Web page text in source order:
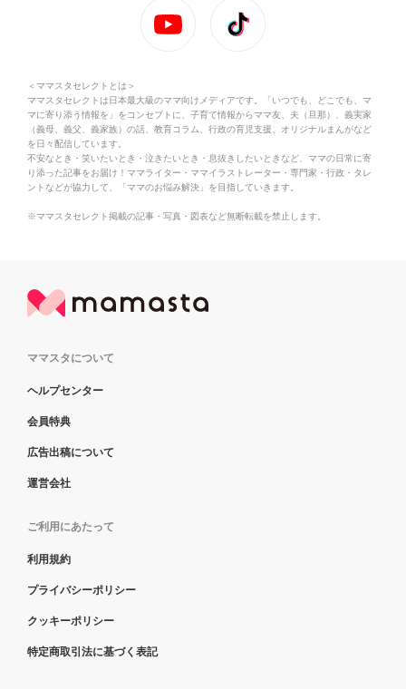
＜ママスタセレクトとは＞
ママスタセレクトは日本最大級のママ向けメディアです。「いつでも、どこでも、マ
マに寄り添う情報を」をコンセプトに、子育て情報からママ友、夫（旦那）、義実家
（義母、義父、義家族）の話、教育コラム、行政の育児支援、オリジナルまんがなど
を日々配信しています。
不安なとき・笑いたいとき・泣きたいとき・息抜きしたいときなど、ママの日常に寄
り添った記事をお届け！ママライター・ママイラストレーター・専門家・行政・タレ
ントなどが協力して、「ママのお悩み解決」を目指していきます。
※ママスタセレクト掲載の記事・写真・図表など無断転載を禁止します。
ママスタについて
ヘルプセンター
会員特典
広告出稿について
運営会社
ご利用にあたって
利用規約
プライバシーポリシー
クッキーポリシー
特定商取引法に基づく表記